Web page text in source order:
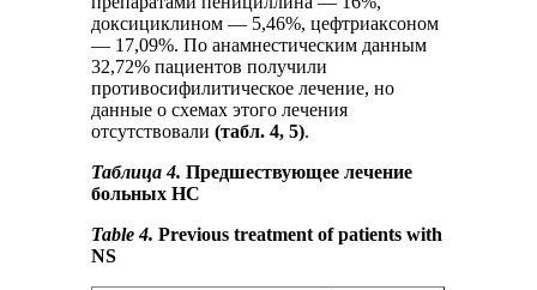
доксициклином — 5,46%, цефтриаксоном
— 17,09%. По анамнестическим данным
32,72% пациентов получили
противосифилитическое лечение, но
данные о схемах этого лечения
отсутствовали(табл. 4, 5).
Таблица 4. Предшествующее лечение
больных НС
Table 4. Previous treatment of patients with
NS